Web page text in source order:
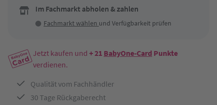
Im Fachmarkt abholen & zahlen
Fachmarkt wählen und Verfügbarkeit prüfen
Jetzt kaufen und + 21 BabyOne-Card Punkte
verdienen.
Qualität vom Fachhändler
30 Tage Rückgaberecht